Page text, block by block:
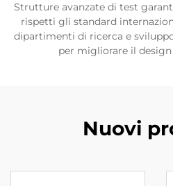
Strutture avanzate di test
rispetti gli standard
dipartimenti di ricerca e
per migliorare il
Nuovi